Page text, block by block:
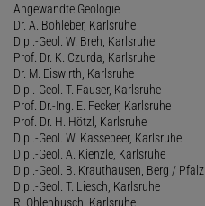
Angewandte Geologie
Dr. A. Bohleber, Karlsruhe
Dipl.-Geol. W. Breh, Karlsruhe
Prof. Dr. K. Czurda, Karlsruhe
Dr. M. Eiswirth, Karlsruhe
Dipl.-Geol. T. Fauser, Karlsruhe
Prof. Dr.-Ing. E. Fecker, Karlsruhe
Prof. Dr. H. Hötzl, Karlsruhe
Dipl.-Geol. W. Kassebeer, Karlsruhe
Dipl.-Geol. A. Kienzle, Karlsruhe
Dipl.-Geol. B. Krauthausen, Berg / Pfalz
Dipl.-Geol. T. Liesch, Karlsruhe
R. Ohlenbusch, Karlsruhe